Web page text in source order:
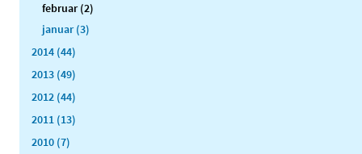
februar (2)
januar (3)
2014 (44)
2013 (49)
2012 (44)
2011 (13)
2010 (7)